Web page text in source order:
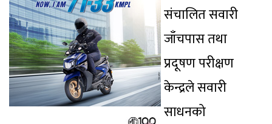
संचालित सवारी
जाँचपास तथा
प्रदूषण परीक्षण
केन्द्रले सवारी
साधनको